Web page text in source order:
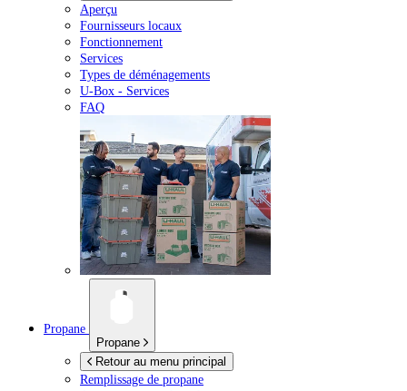
Aperçu
Fournisseurs locaux
Fonctionnement
Services
Types de déménagements
U-Box - Services
FAQ
Propane
Propane
Retour au menu principal
Remplissage de propane